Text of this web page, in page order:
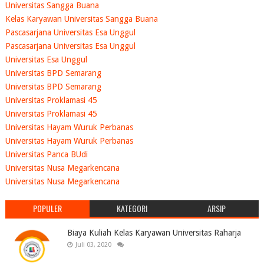
Universitas Sangga Buana
Kelas Karyawan Universitas Sangga Buana
Pascasarjana Universitas Esa Unggul
Pascasarjana Universitas Esa Unggul
Universitas Esa Unggul
Universitas BPD Semarang
Universitas BPD Semarang
Universitas Proklamasi 45
Universitas Proklamasi 45
Universitas Hayam Wuruk Perbanas
Universitas Hayam Wuruk Perbanas
Universitas Panca BUdi
Universitas Nusa Megarkencana
Universitas Nusa Megarkencana
POPULER KATEGORI ARSIP
Biaya Kuliah Kelas Karyawan Universitas Raharja
Juli 03, 2020